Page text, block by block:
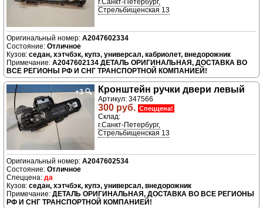
г.Санкт-Петербург,
Стрельбищенская 13
A2047602334
Отличное
седан, хэтчбэк, купэ, универсал, кабриолет, внедорожник
A2047602134 ДЕТАЛЬ ОРИГИНАЛЬНАЯ, ДОСТАВКА ВО
ВСЕ РЕГИОНЫ РФ И СНГ ТРАНСПОРТНОЙ КОМПАНИЕЙ!
+3🔍 Кронштейн ручки двери левый
Артикул: 347566
300 руб. Спеццена!
Склад:
г.Санкт-Петербург,
Стрельбищенская 13
A2047602534
Отличное
да
седан, хэтчбэк, купэ, универсал, внедорожник
ДЕТАЛЬ ОРИГИНАЛЬНАЯ, ДОСТАВКА ВО ВСЕ РЕГИОНЫ
РФ И СНГ ТРАНСПОРТНОЙ КОМПАНИЕЙ!